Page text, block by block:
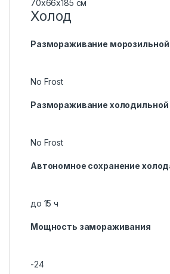
70x66x185 см
Холод
Размораживание
No Frost
Размораживание
No Frost
Автономное сохранение
до 15 ч
Мощность замораживания
-24